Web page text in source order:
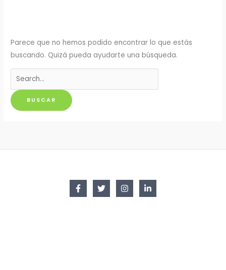
Parece que no hemos podido encontrar lo que estás
buscando. Quizá pueda ayudarte una búsqueda.
Buscar
por: